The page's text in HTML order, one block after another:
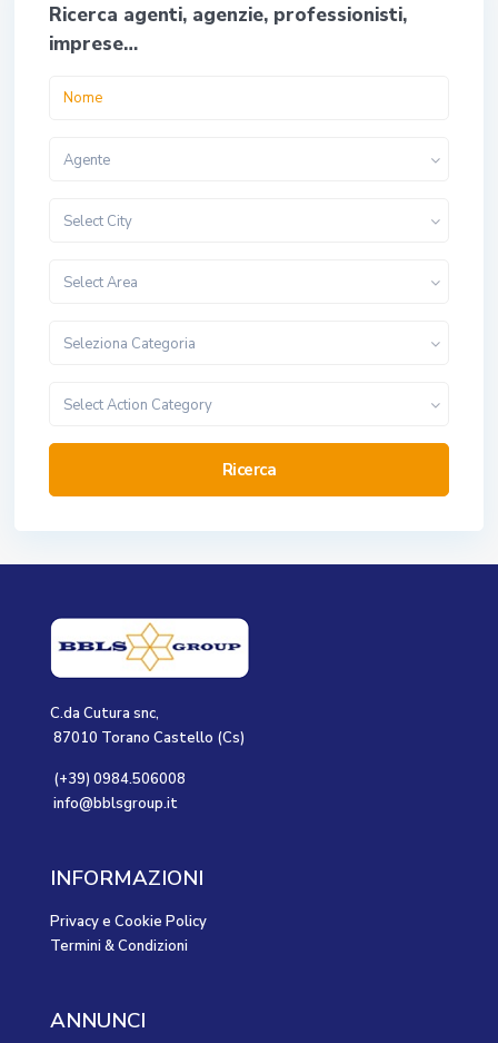
Ricerca agenti, agenzie, professionisti,
imprese…
Agente
Select City
Select Area
Seleziona Categoria
Select Action Category
Ricerca
C.da Cutura snc,
87010 Torano Castello (Cs)
(+39) 0984.506008
info@bblsgroup.it
INFORMAZIONI
Privacy e Cookie Policy
Termini & Condizioni
ANNUNCI